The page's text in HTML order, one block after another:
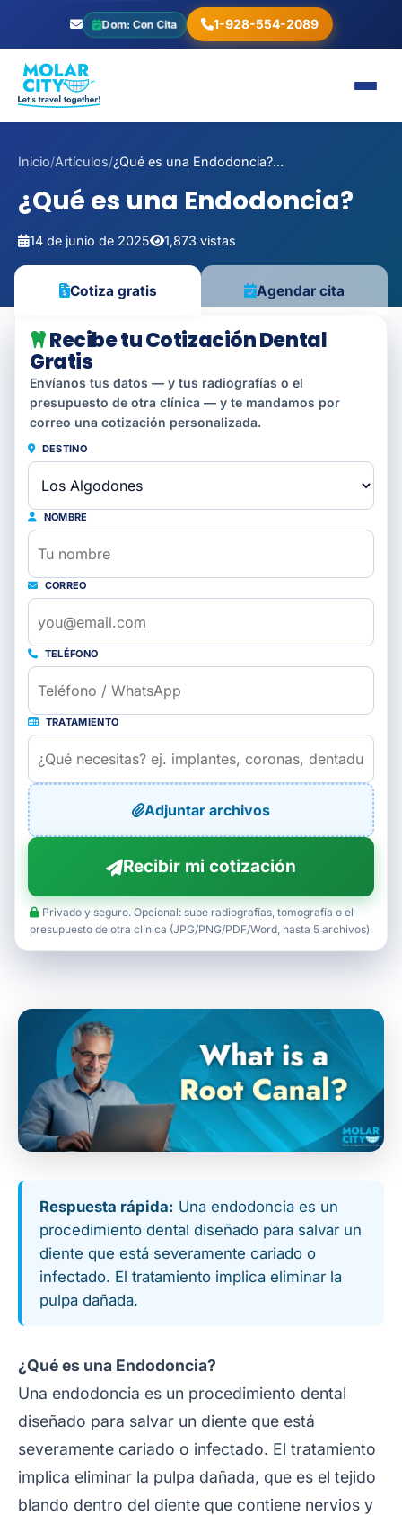
Dom: Con Cita 1-928-554-2089
Inicio/Artículos/¿Qué es una Endodoncia?...
¿Qué es una Endodoncia?
14 de junio de 2025 1,873 vistas
Cotiza gratis Agendar cita
Recibe tu Cotización Dental
Gratis
Envíanos tus datos — y tus radiografías o el
presupuesto de otra clínica — y te mandamos por
correo una cotización personalizada.
DESTINO
NOMBRE
CORREO
TELÉFONO
TRATAMIENTO
Adjuntar archivos
Recibir mi cotización
Privado y seguro. Opcional: sube radiografías, tomografía o el
presupuesto de otra clínica (JPG/PNG/PDF/Word, hasta 5 archivos).
Respuesta rápida: Una endodoncia es un
procedimiento dental diseñado para salvar un
diente que está severamente cariado o
infectado. El tratamiento implica eliminar la
pulpa dañada.
¿Qué es una Endodoncia?
Una endodoncia es un procedimiento dental
diseñado para salvar un diente que está
severamente cariado o infectado. El tratamiento
implica eliminar la pulpa dañada, que es el tejido
blando dentro del diente que contiene nervios y